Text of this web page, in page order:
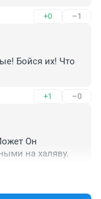
+0 –1
Бойся их! Что
+1 –0
Он
на халяву.